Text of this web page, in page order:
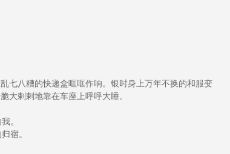
七八糟的快递盒哐哐作响。银时身上万年不换的和服变
大剌剌地靠在车座上呼呼大睡。
。
宿。